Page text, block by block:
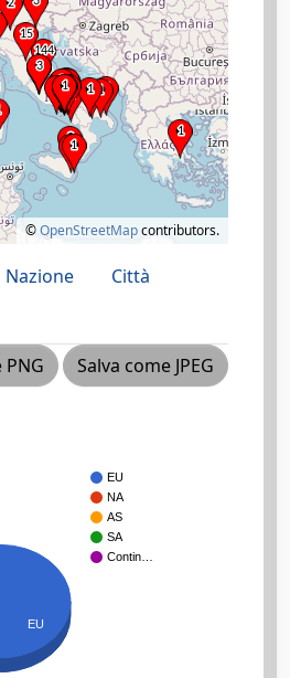
©OpenStreetMapcontributors.
Nazione
Città
PNG
Salva come JPEG
EU
NA
AS
SA
Contin…
EU